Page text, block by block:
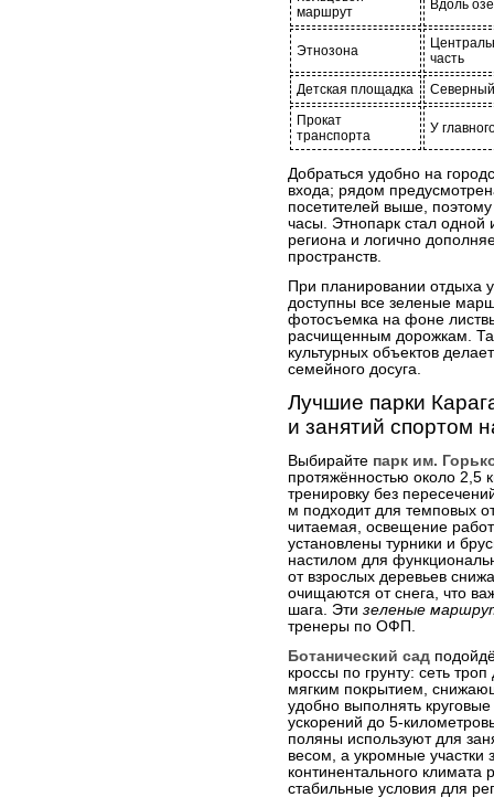
маршрут
Вдоль
Этнозона
часть
Детская площадка
Прокат
транспорта
У
Добраться удобно на
входа; рядом
посетителей выше,
часы. Этнопарк стал одной
региона и логично
пространств.
При планировании отдыха
доступны все зеленые
фотосъемка на фоне
расчищенным дорожкам.
культурных объектов
семейного досуга.
Лучшие парки
и занятий спортом
Выбирайте парк им.
протяжённостью около 2,5
тренировку без
м подходит для темповых
читаемая, освещение
установлены турники и
настилом для
от взрослых деревьев
очищаются от снега, что
шага. Эти зеленые
тренеры по ОФП.
Ботанический сад
кроссы по грунту: сеть
мягким покрытием,
удобно выполнять
ускорений до 5-
поляны используют для
весом, а укромные
континентального климата
стабильные условия для